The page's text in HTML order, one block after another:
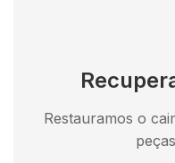
Restauramos o